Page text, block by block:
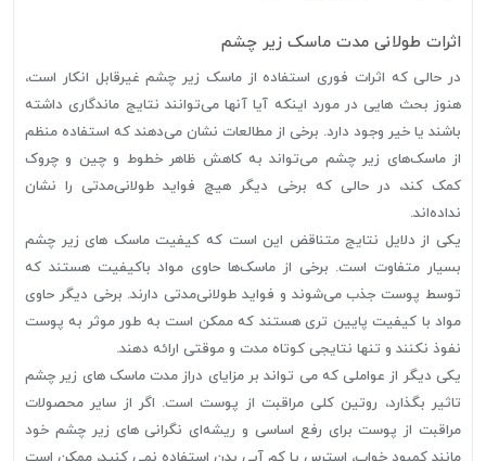
اثرات طولانی مدت ماسک زیر چشم
در حالی که اثرات فوری استفاده از ماسک زیر چشم غیرقابل انکار است،
هنوز بحث هایی در مورد اینکه آیا آنها می‌توانند نتایج ماندگاری داشته
باشند یا خیر وجود دارد. برخی از مطالعات نشان می‌دهند که استفاده منظم
از ماسک‌های زیر چشم می‌تواند به کاهش ظاهر خطوط و چین و چروک
کمک کند، در حالی که برخی دیگر هیچ فواید طولانی‌مدتی را نشان
نداده‌اند.
یکی از دلایل نتایج متناقض این است که کیفیت ماسک های زیر چشم
بسیار متفاوت است. برخی از ماسک‌ها حاوی مواد باکیفیت هستند که
توسط پوست جذب می‌شوند و فواید طولانی‌مدتی دارند. برخی دیگر حاوی
مواد با کیفیت پایین تری هستند که ممکن است به طور موثر به پوست
نفوذ نکنند و تنها نتایجی کوتاه مدت و موقتی ارائه دهند.
یکی دیگر از عواملی که می تواند بر مزایای دراز مدت ماسک های زیر چشم
تاثیر بگذارد، روتین کلی مراقبت از پوست است. اگر از سایر محصولات
مراقبت از پوست برای رفع اساسی و ریشه‌ای نگرانی های زیر چشم خود